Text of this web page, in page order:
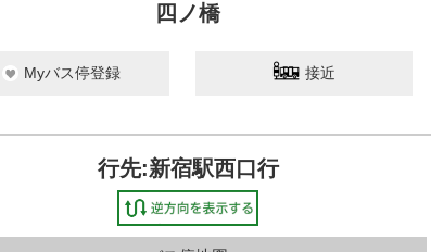
四ノ橋
Myバス停登録 接近
行先:新宿駅西口行